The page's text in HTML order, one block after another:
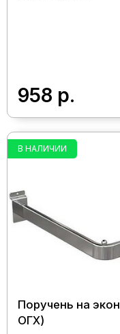
958 р.
В НАЛИЧИИ
Поручень на
ОГХ)